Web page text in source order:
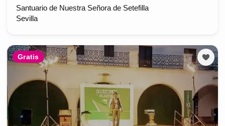
Santuario de Nuestra Señora de Setefilla
Sevilla
Gratis